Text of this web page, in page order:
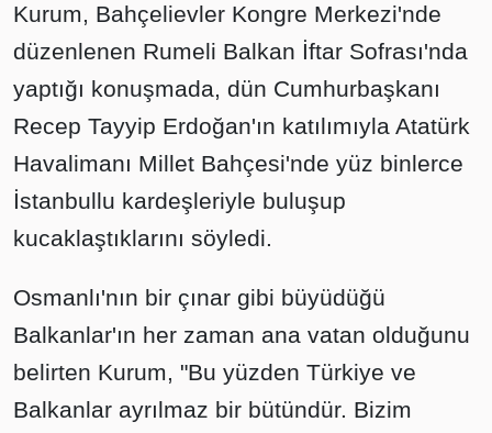
Kurum, Bahçelievler Kongre Merkezi'nde
düzenlenen Rumeli Balkan İftar Sofrası'nda
yaptığı konuşmada, dün Cumhurbaşkanı
Recep Tayyip Erdoğan'ın katılımıyla Atatürk
Havalimanı Millet Bahçesi'nde yüz binlerce
İstanbullu kardeşleriyle buluşup
kucaklaştıklarını söyledi.
Osmanlı'nın bir çınar gibi büyüdüğü
Balkanlar'ın her zaman ana vatan olduğunu
belirten Kurum, "Bu yüzden Türkiye ve
Balkanlar ayrılmaz bir bütündür. Bizim